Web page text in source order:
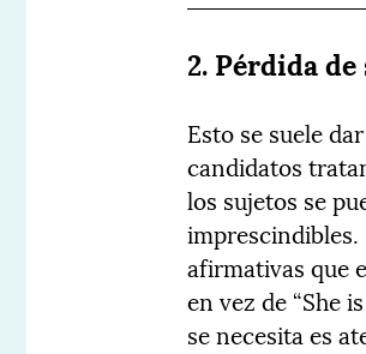
2. Pérdida
Esto se suele
candidatos
los sujetos se
imprescindibles.
afirmativas que
en vez de “She
se necesita es